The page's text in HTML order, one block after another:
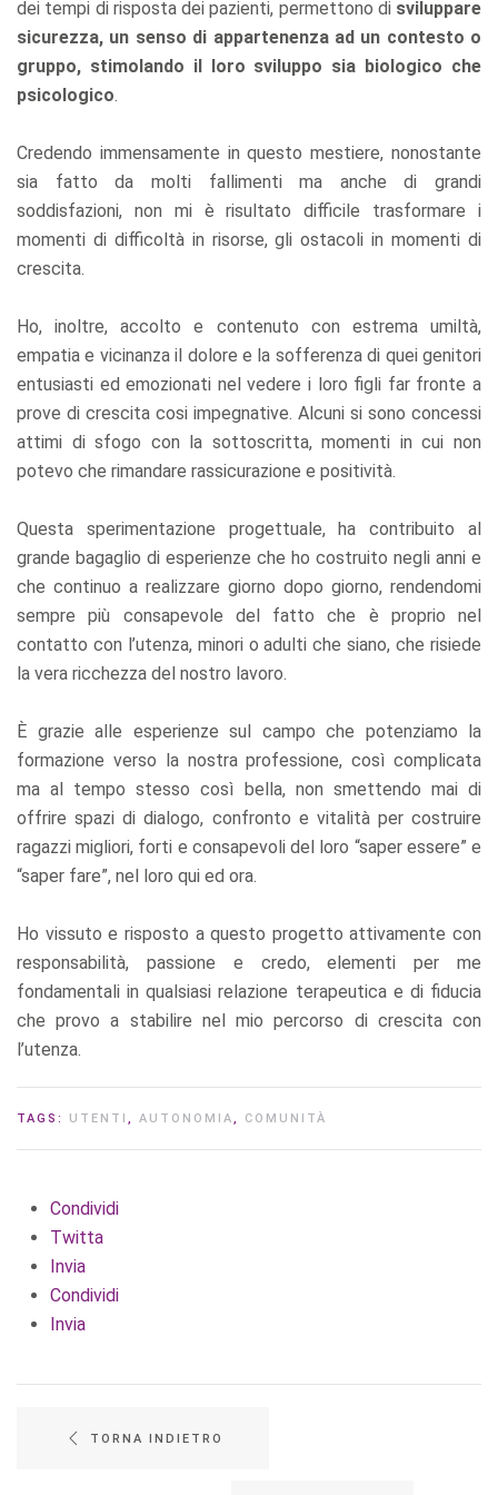
dei tempi di risposta dei pazienti, permettono di sviluppare
sicurezza, un senso di appartenenza ad un contesto o
gruppo, stimolando il loro sviluppo sia biologico che
psicologico.
Credendo immensamente in questo mestiere, nonostante
sia fatto da molti fallimenti ma anche di grandi
soddisfazioni, non mi è risultato difficile trasformare i
momenti di difficoltà in risorse, gli ostacoli in momenti di
crescita.
Ho, inoltre, accolto e contenuto con estrema umiltà,
empatia e vicinanza il dolore e la sofferenza di quei genitori
entusiasti ed emozionati nel vedere i loro figli far fronte a
prove di crescita cosi impegnative. Alcuni si sono concessi
attimi di sfogo con la sottoscritta, momenti in cui non
potevo che rimandare rassicurazione e positività.
Questa sperimentazione progettuale, ha contribuito al
grande bagaglio di esperienze che ho costruito negli anni e
che continuo a realizzare giorno dopo giorno, rendendomi
sempre più consapevole del fatto che è proprio nel
contatto con l’utenza, minori o adulti che siano, che risiede
la vera ricchezza del nostro lavoro.
È grazie alle esperienze sul campo che potenziamo la
formazione verso la nostra professione, così complicata
ma al tempo stesso così bella, non smettendo mai di
offrire spazi di dialogo, confronto e vitalità per costruire
ragazzi migliori, forti e consapevoli del loro “saper essere” e
“saper fare”, nel loro qui ed ora.
Ho vissuto e risposto a questo progetto attivamente con
responsabilità, passione e credo, elementi per me
fondamentali in qualsiasi relazione terapeutica e di fiducia
che provo a stabilire nel mio percorso di crescita con
l’utenza.
TAGS: UTENTI , AUTONOMIA, COMUNITÀ
Condividi
Twitta
Invia
Condividi
Invia
TORNA INDIETRO